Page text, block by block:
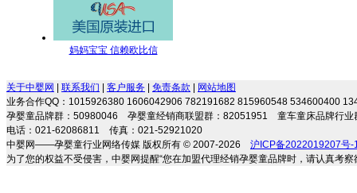
妈妈宝宝 信赖欧比信
关于中婴网 | 联系我们 | 客户服务 | 免责条款 | 网站地图
业务合作QQ：1015926380 1606042906 782191682 815960548 534600400
孕婴童品牌群：50980046 孕婴童经销商联盟群：82051951 童车童床品牌行
电话：021-62086811 传真：021-52921020
中婴网——孕婴童行业网络传媒 版权所有 © 2007-2026 沪ICP备2022019207号-
为了您的权益不受侵害，中婴网提醒“您在加盟代理经销孕婴童品牌时，请认真考